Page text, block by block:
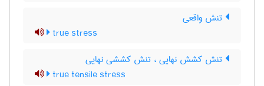
تنش واقعی
true stress
تنش کشش نهایی ، تنش کششی نهایی
true tensile stress